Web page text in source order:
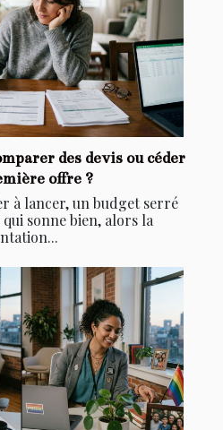
des devis ou céder
offre ?
à lancer, un budget serré
sonne bien, alors la